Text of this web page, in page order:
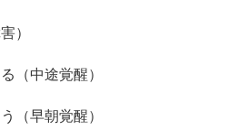
）
（中途覚醒）
（早朝覚醒）